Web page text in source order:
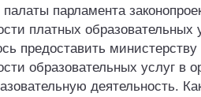
парламента
платных образовательных
предоставить
образовательных услуг в
деятельность.